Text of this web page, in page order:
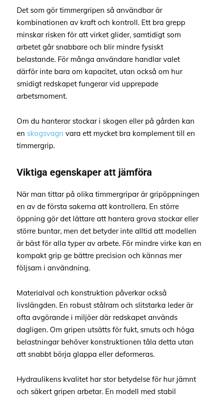
Det som gör timmergripen så användbar är
kombinationen av kraft och kontroll. Ett bra grepp
minskar risken för att virket glider, samtidigt som
arbetet går snabbare och blir mindre fysiskt
belastande. För många användare handlar valet
därför inte bara om kapacitet, utan också om hur
smidigt redskapet fungerar vid upprepade
arbetsmoment.
Om du hanterar stockar i skogen eller på gården kan
en skogsvagn vara ett mycket bra komplement till en
timmergrip.
Viktiga egenskaper att jämföra
När man tittar på olika timmergripar är gripöppningen
en av de första sakerna att kontrollera. En större
öppning gör det lättare att hantera grova stockar eller
större buntar, men det betyder inte alltid att modellen
är bäst för alla typer av arbete. För mindre virke kan en
kompakt grip ge bättre precision och kännas mer
följsam i användning.
Materialval och konstruktion påverkar också
livslängden. En robust stålram och slitstarka leder är
ofta avgörande i miljöer där redskapet används
dagligen. Om gripen utsätts för fukt, smuts och höga
belastningar behöver konstruktionen tåla detta utan
att snabbt börja glappa eller deformeras.
Hydraulikens kvalitet har stor betydelse för hur jämnt
och säkert gripen arbetar. En modell med stabil